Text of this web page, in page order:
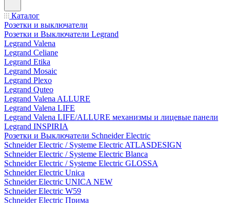
Каталог
Розетки и выключатели
Розетки и Выключатели Legrand
Legrand Valena
Legrand Celiane
Legrand Etika
Legrand Mosaic
Legrand Plexo
Legrand Quteo
Legrand Valena ALLURE
Legrand Valena LIFE
Legrand Valena LIFE/ALLURE механизмы и лицевые панели
Legrand INSPIRIA
Розетки и Выключатели Schneider Electric
Schneider Electric / Systeme Electric ATLASDESIGN
Schneider Electric / Systeme Electric Blanca
Schneider Electric / Systeme Electric GLOSSA
Schneider Electric Unica
Schneider Electric UNICA NEW
Schneider Electric W59
Schneider Electric Прима